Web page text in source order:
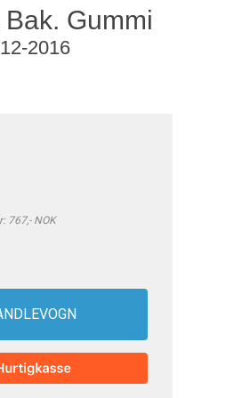
Gummi
2016
767,- NOK